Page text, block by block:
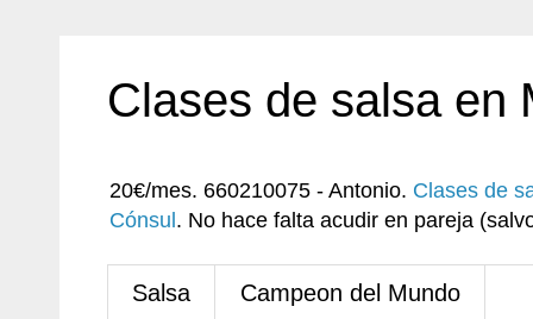
Clases de salsa en
20€/mes. 660210075 - Antonio. Clases de
Cónsul . No hace falta acudir en pareja
Salsa Campeon del Mundo